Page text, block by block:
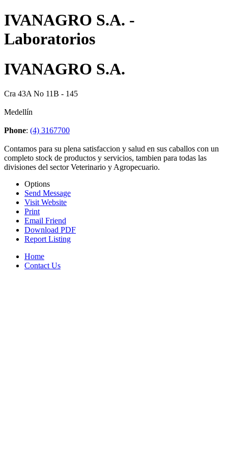
IVANAGRO S.A. -
Laboratorios
IVANAGRO S.A.
Cra 43A No 11B - 145
Medellín
Phone: (4) 3167700
Contamos para su plena satisfaccion y salud en sus caballos con un
completo stock de productos y servicios, tambien para todas las
divisiones del sector Veterinario y Agropecuario.
Options
Send Message
Visit Website
Print
Email Friend
Download PDF
Report Listing
Home
Contact Us